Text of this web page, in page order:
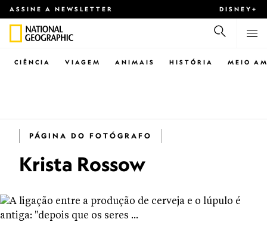
ASSINE A NEWSLETTER DISNEY+
CIÊNCIA VIAGEM ANIMAIS HISTÓRIA MEIO
PÁGINA DO FOTÓGRAFO
Krista Rossow